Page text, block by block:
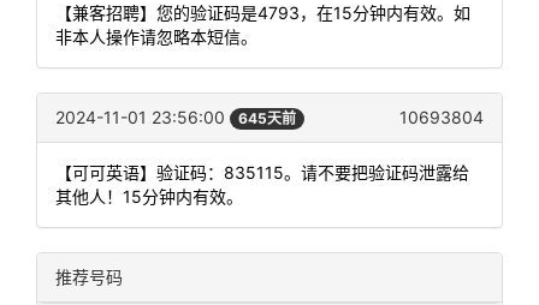
【兼客招聘】您的验证码是4793，在15分钟内有效。如
非本人操作请忽略本短信。
2024-11-01 23:56:00 645天前 10693804
【可可英语】验证码：835115。请不要把验证码泄露给
其他人！15分钟内有效。
推荐号码